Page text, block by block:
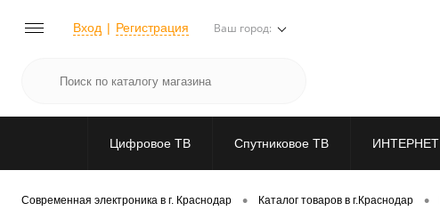
Вход Регистрация Ваш город:
Цифровое ТВ Спутниковое ТВ ИНТЕРНЕТ
Современная электроника в г. Краснодар • Каталог товаров в г.Краснодар •